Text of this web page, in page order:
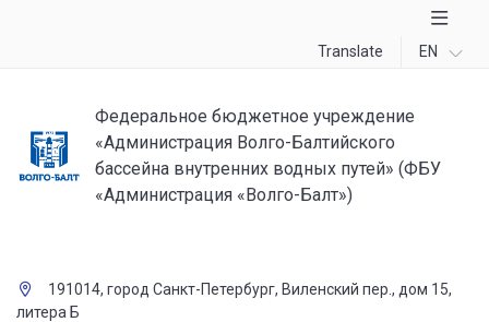
Translate EN
Федеральное бюджетное учреждение
«Администрация Волго-Балтийского
бассейна внутренних водных путей» (ФБУ
«Администрация «Волго-Балт»)
191014, город Санкт-Петербург, Виленский пер., дом 15,
литера Б